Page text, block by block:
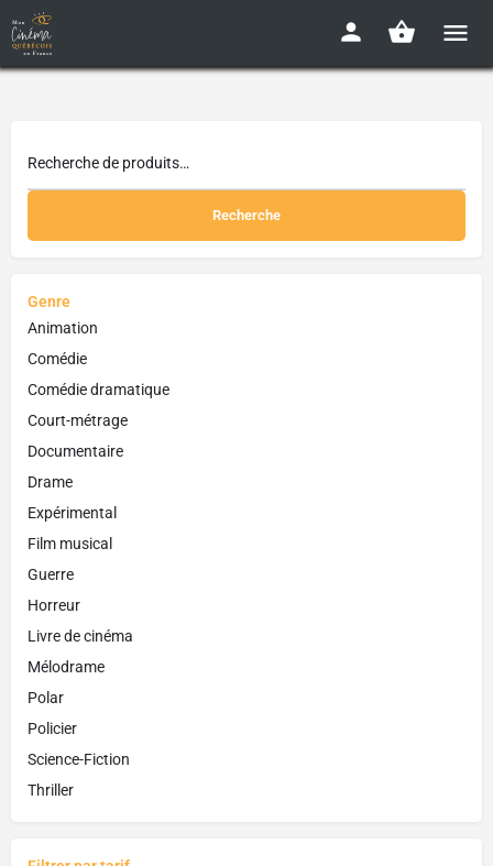
Recherche
Genre
Animation
Comédie
Comédie dramatique
Court-métrage
Documentaire
Drame
Expérimental
Film musical
Guerre
Horreur
Livre de cinéma
Mélodrame
Polar
Policier
Science-Fiction
Thriller